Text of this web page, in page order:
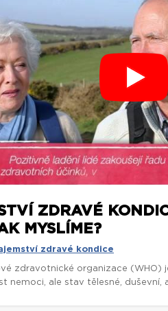
ZDRAVÉ
MYSLÍME?
zdravé kondice
zdravotnické organizace (WHO)
nemoci, ale stav tělesné, duševní,